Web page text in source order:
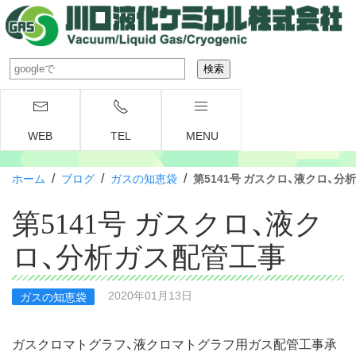
WEB TEL MENU
ホーム / ブログ / ガスの知恵袋 / 第5141号 ガスクロ、液クロ、分
第5141号 ガスクロ、液ク
ロ、分析ガス配管工事
ガスの知恵袋 2020年01月13日
ガスクロマトグラフ、液クロマトグラフ用ガス配管工事承